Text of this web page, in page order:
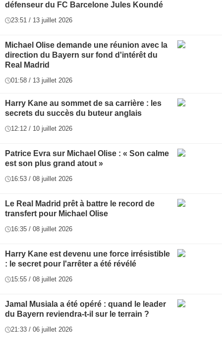
défenseur du FC Barcelone Jules Koundé
23:51 / 13 juillet 2026
Michael Olise demande une réunion avec la
direction du Bayern sur fond d'intérêt du
Real Madrid
01:58 / 13 juillet 2026
Harry Kane au sommet de sa carrière : les
secrets du succès du buteur anglais
12:12 / 10 juillet 2026
Patrice Evra sur Michael Olise : « Son calme
est son plus grand atout »
16:53 / 08 juillet 2026
Le Real Madrid prêt à battre le record de
transfert pour Michael Olise
16:35 / 08 juillet 2026
Harry Kane est devenu une force irrésistible
: le secret pour l'arrêter a été révélé
15:55 / 08 juillet 2026
Jamal Musiala a été opéré : quand le leader
du Bayern reviendra-t-il sur le terrain ?
21:33 / 06 juillet 2026